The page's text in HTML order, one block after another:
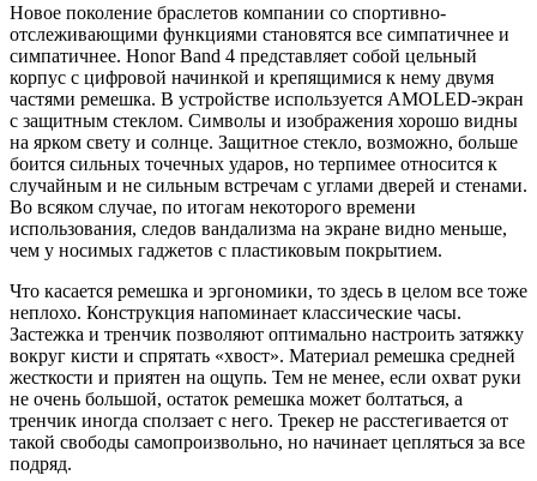
Новое поколение браслетов компании со спортивно-
отслеживающими функциями становятся все симпатичнее и
симпатичнее. Honor Band 4 представляет собой цельный
корпус с цифровой начинкой и крепящимися к нему двумя
частями ремешка. В устройстве используется AMOLED-экран
с защитным стеклом. Символы и изображения хорошо видны
на ярком свету и солнце. Защитное стекло, возможно, больше
боится сильных точечных ударов, но терпимее относится к
случайным и не сильным встречам с углами дверей и стенами.
Во всяком случае, по итогам некоторого времени
использования, следов вандализма на экране видно меньше,
чем у носимых гаджетов с пластиковым покрытием.
Что касается ремешка и эргономики, то здесь в целом все тоже
неплохо. Конструкция напоминает классические часы.
Застежка и тренчик позволяют оптимально настроить затяжку
вокруг кисти и спрятать «хвост». Материал ремешка средней
жесткости и приятен на ощупь. Тем не менее, если охват руки
не очень большой, остаток ремешка может болтаться, а
тренчик иногда сползает с него. Трекер не расстегивается от
такой свободы самопроизвольно, но начинает цепляться за все
подряд.